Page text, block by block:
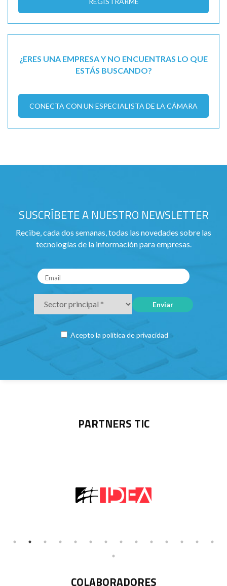
¿ERES UNA EMPRESA Y NO ENCUENTRAS LO QUE
ESTÁS BUSCANDO?
CONECTA CON UN ESPECIALISTA DE LA CÁMARA
SUSCRÍBETE A NUESTRO NEWSLETTER
Recibe, cada dos semanas, todas las novedades sobre las
tecnologías de la información para empresas.
Acepto la política de privacidad
PARTNERS TIC
COLABORADORES